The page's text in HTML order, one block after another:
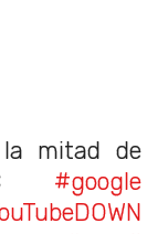
mitad de
#google